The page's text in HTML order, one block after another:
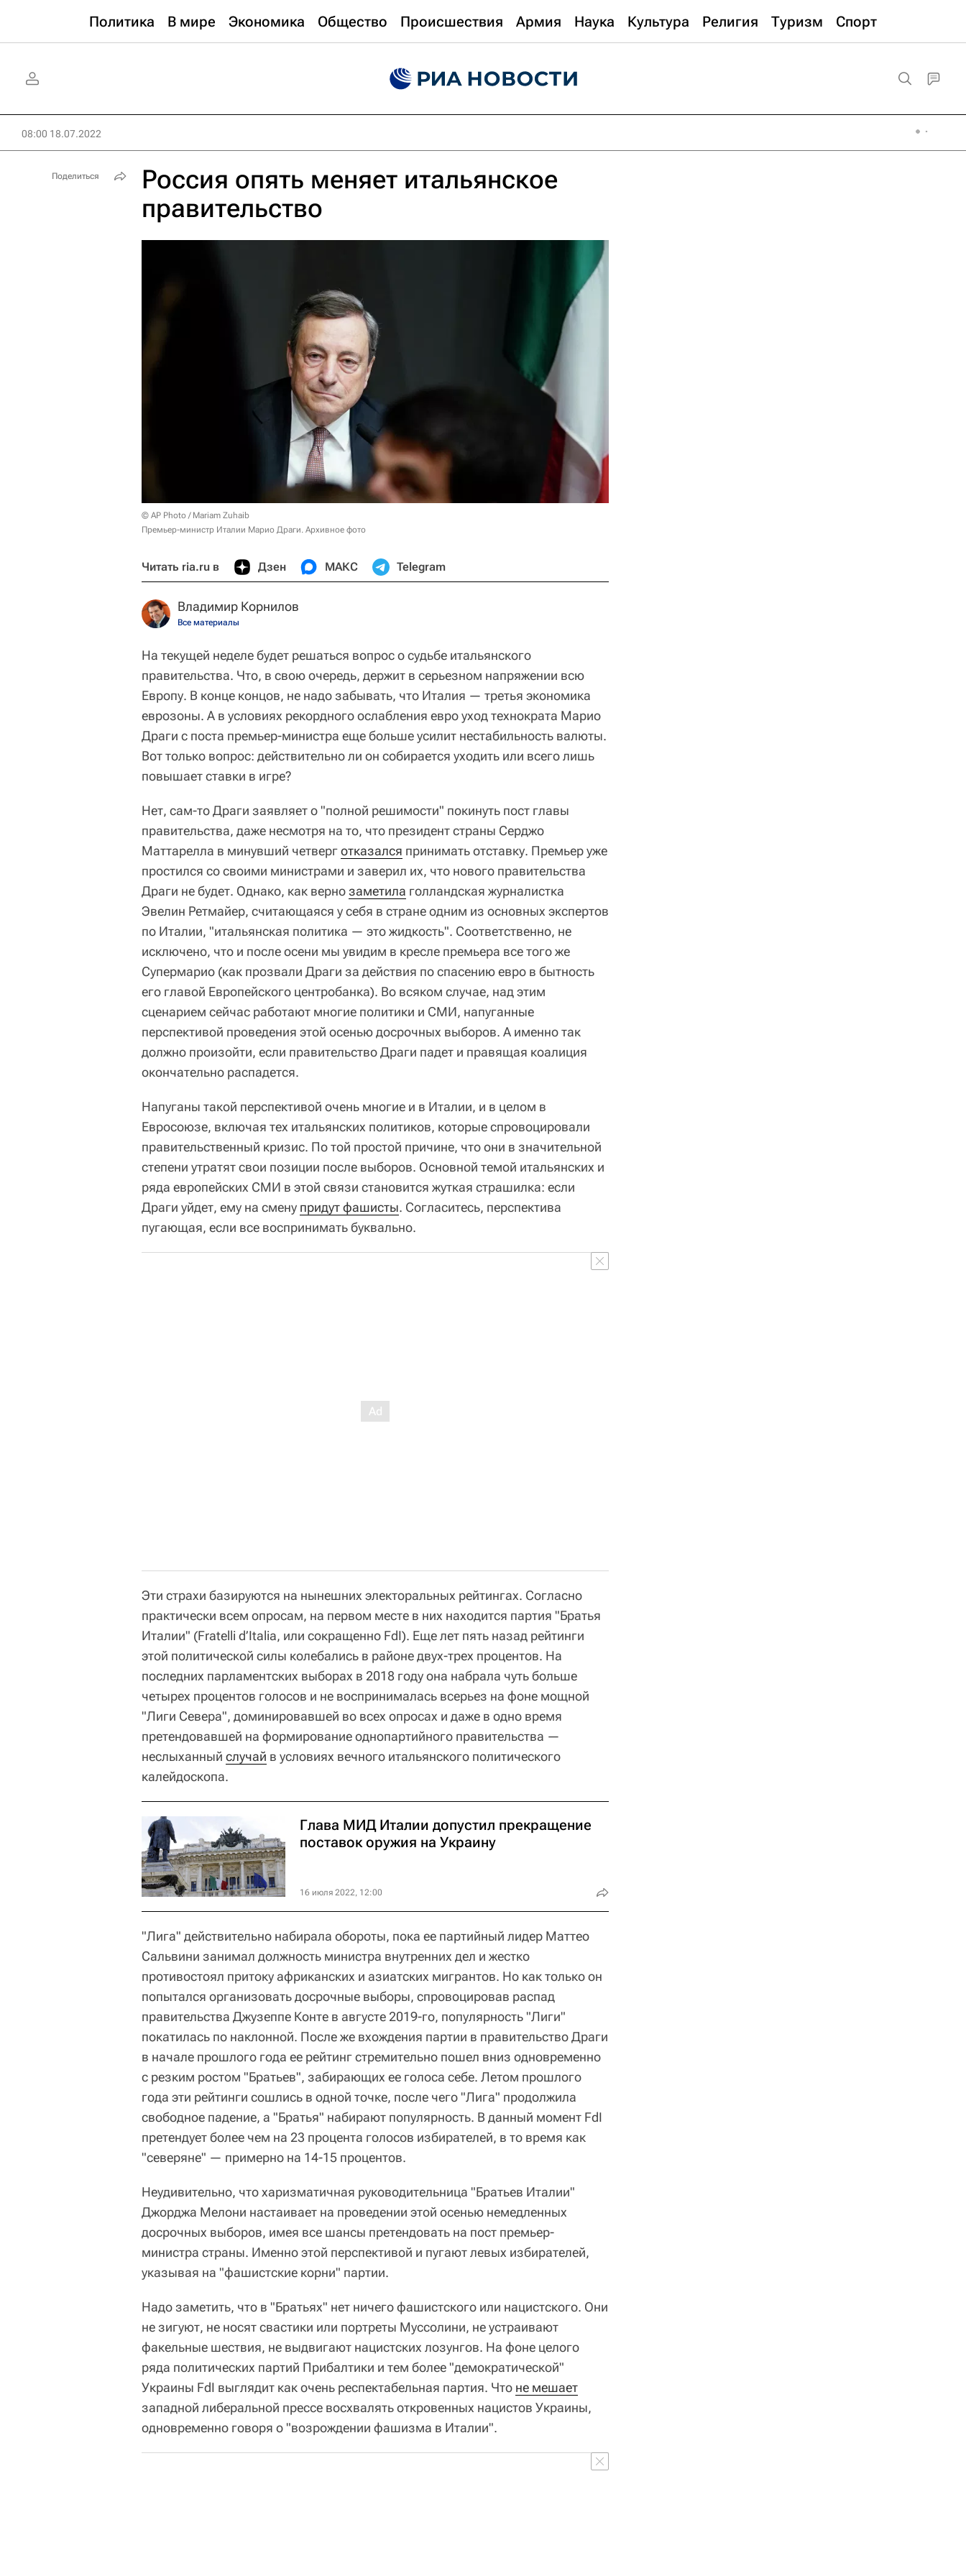
Политика В мире Экономика Общество Происшествия Армия Наука Культура Религия Туризм Спорт
08:00 18.07.2022
Россия опять меняет итальянское
правительство
© AP Photo / Mariam Zuhaib
Премьер-министр Италии Марио Драги. Архивное фото
Читать ria.ru в Дзен МАКС Telegram
Владимир Корнилов
Все материалы
На текущей неделе будет решаться вопрос о судьбе итальянского
правительства. Что, в свою очередь, держит в серьезном напряжении всю
Европу. В конце концов, не надо забывать, что Италия — третья экономика
еврозоны. А в условиях рекордного ослабления евро уход технократа Марио
Драги с поста премьер-министра еще больше усилит нестабильность валюты.
Вот только вопрос: действительно ли он собирается уходить или всего лишь
повышает ставки в игре?
Нет, сам-то Драги заявляет о "полной решимости" покинуть пост главы
правительства, даже несмотря на то, что президент страны Серджо
Маттарелла в минувший четверготказался принимать отставку. Премьер уже
простился со своими министрами и заверил их, что нового правительства
Драги не будет. Однако, как вернозаметила голландская журналистка
Эвелин Ретмайер, считающаяся у себя в стране одним из основных экспертов
по Италии, "итальянская политика — это жидкость". Соответственно, не
исключено, что и после осени мы увидим в кресле премьера все того же
Супермарио (как прозвали Драги за действия по спасению евро в бытность
его главой Европейского центробанка). Во всяком случае, над этим
сценарием сейчас работают многие политики и СМИ, напуганные
перспективой проведения этой осенью досрочных выборов. А именно так
должно произойти, если правительство Драги падет и правящая коалиция
окончательно распадется.
Напуганы такой перспективой очень многие и в Италии, и в целом в
Евросоюзе, включая тех итальянских политиков, которые спровоцировали
правительственный кризис. По той простой причине, что они в значительной
степени утратят свои позиции после выборов. Основной темой итальянских и
ряда европейских СМИ в этой связи становится жуткая страшилка: если
Драги уйдет, ему на смену придут фашисты. Согласитесь, перспектива
пугающая, если все воспринимать буквально.
Эти страхи базируются на нынешних электоральных рейтингах. Согласно
практически всем опросам, на первом месте в них находится партия "Братья
Италии" (Fratelli d’Italia, или сокращенно FdI). Еще лет пять назад рейтинги
этой политической силы колебались в районе двух-трех процентов. На
последних парламентских выборах в 2018 году она набрала чуть больше
четырех процентов голосов и не воспринималась всерьез на фоне мощной
"Лиги Севера", доминировавшей во всех опросах и даже в одно время
претендовавшей на формирование однопартийного правительства —
неслыханный случай в условиях вечного итальянского политического
калейдоскопа.
Глава МИД Италии допустил прекращение
поставок оружия на Украину
16 июля 2022, 12:00
"Лига" действительно набирала обороты, пока ее партийный лидер Маттео
Сальвини занимал должность министра внутренних дел и жестко
противостоял притоку африканских и азиатских мигрантов. Но как только он
попытался организовать досрочные выборы, спровоцировав распад
правительства Джузеппе Конте в августе 2019-го, популярность "Лиги"
покатилась по наклонной. После же вхождения партии в правительство Драги
в начале прошлого года ее рейтинг стремительно пошел вниз одновременно
с резким ростом "Братьев", забирающих ее голоса себе. Летом прошлого
года эти рейтинги сошлись в одной точке, после чего "Лига" продолжила
свободное падение, а "Братья" набирают популярность. В данный момент FdI
претендует более чем на 23 процента голосов избирателей, в то время как
"северяне" — примерно на 14-15 процентов.
Неудивительно, что харизматичная руководительница "Братьев Италии"
Джорджа Мелони настаивает на проведении этой осенью немедленных
досрочных выборов, имея все шансы претендовать на пост премьер-
министра страны. Именно этой перспективой и пугают левых избирателей,
указывая на "фашистские корни" партии.
Надо заметить, что в "Братьях" нет ничего фашистского или нацистского. Они
не зигуют, не носят свастики или портреты Муссолини, не устраивают
факельные шествия, не выдвигают нацистских лозунгов. На фоне целого
ряда политических партий Прибалтики и тем более "демократической"
Украины FdI выглядит как очень респектабельная партия. Что не мешает
западной либеральной прессе восхвалять откровенных нацистов Украины,
одновременно говоря о "возрождении фашизма в Италии".
Поделиться